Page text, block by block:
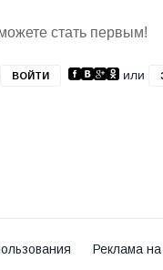
стать первым!
ВОЙТИ или
Реклама